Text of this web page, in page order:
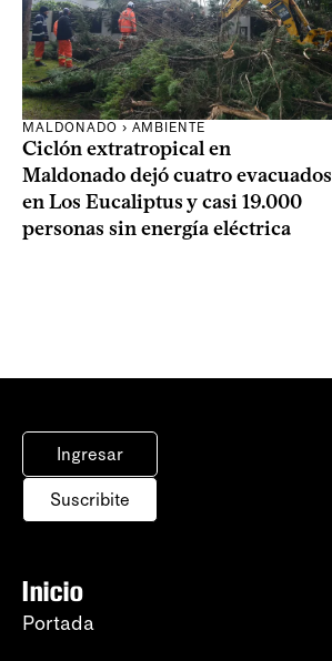
MALDONADO › AMBIENTE
Ciclón extratropical en
Maldonado dejó cuatro evacuados
en Los Eucaliptus y casi 19.000
personas sin energía eléctrica
Ingresar
Suscribite
Inicio
Portada